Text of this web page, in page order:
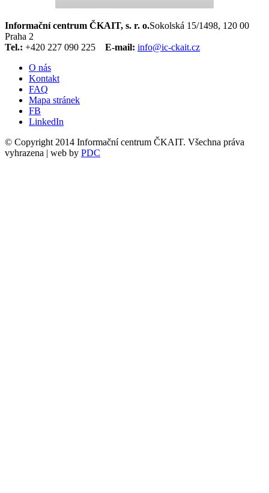
Informační centrum ČKAIT, s. r. o.Sokolská 15/1498, 120 00
Praha 2
Tel.: +420 227 090 225 E-mail: info@ic-ckait.cz
O nás
Kontakt
FAQ
Mapa stránek
FB
LinkedIn
© Copyright 2014 Informační centrum ČKAIT. Všechna práva
vyhrazena | web by PDC